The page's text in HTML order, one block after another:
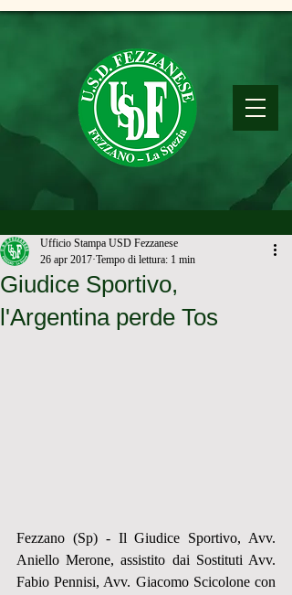
Giudice Sportivo,
l'Argentina perde Tos
Ufficio Stampa USD Fezzanese
26 apr 2017 Tempo di lettura: 1 min
Fezzano (Sp) - Il Giudice Sportivo, Avv.
Aniello Merone, assistito dai Sostituti Avv.
Fabio Pennisi, Avv. Giacomo Scicolone con